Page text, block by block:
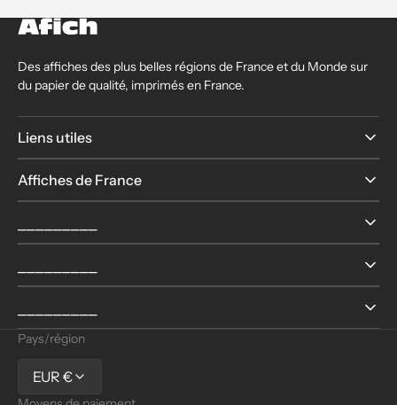
Des affiches des plus belles régions de France et du Monde sur
du papier de qualité, imprimés en France.
Liens utiles
Affiches de France
Pays/région
EUR €